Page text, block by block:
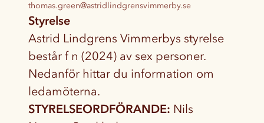
thomas.green@astridlindgrensvimmerby.se
Styrelse
Astrid Lindgrens Vimmerbys styrelse
består f n (2024) av sex personer.
Nedanför hittar du information om
ledamöterna.
STYRELSEORDFÖRANDE: Nils